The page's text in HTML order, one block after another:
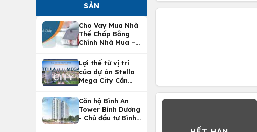
SẢN
Cho Vay Mua Nhà
Thế Chấp Bằng
Chính Nhà Mua –
Nhà Tại
Vietcombank
Lợi thế từ vị trí
của dự án Stella
Mega City Cần
Căn hộ Bình An
Tower Bình Dương
- Chủ đầu tư Bình